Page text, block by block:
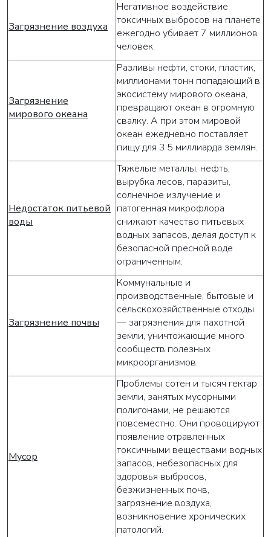
Загрязнение воздуха
Негативное воздействие
токсичных выбросов на планете
ежегодно убивает 7 миллионов
человек.
Загрязнение
мирового океана
Разливы нефти, стоки, пластик,
миллионами тонн попадающий в
экосистему мирового океана,
превращают океан в огромную
свалку. А при этом мировой
океан ежедневно поставляет
пищу для 3.5 миллиарда землян.
Недостаток питьевой
воды
Тяжелые металлы, нефть,
вырубка лесов, паразиты,
солнечное излучение и
патогенная микрофлора
снижают качество питьевых
водных запасов, делая доступ к
безопасной пресной воде
ограниченным.
Загрязнение почвы
Коммунальные и
производственные, бытовые и
сельскохозяйственные отходы
— загрязнения для пахотной
земли, уничтожающие много
сообществ полезных
микроорганизмов.
Мусор
Проблемы сотен и тысяч гектар
земли, занятых мусорными
полигонами, не решаются
повсеместно. Они провоцируют
появление отравленных
токсичными веществами водных
запасов, небезопасных для
здоровья выбросов,
безжизненных почв,
загрязнение воздуха,
возникновение хронических
патологий.